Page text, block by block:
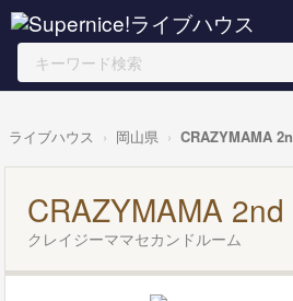
ライブハウス 岡山県 CRAZYMAMA
CRAZYMAMA
クレイジーママセカンドルーム